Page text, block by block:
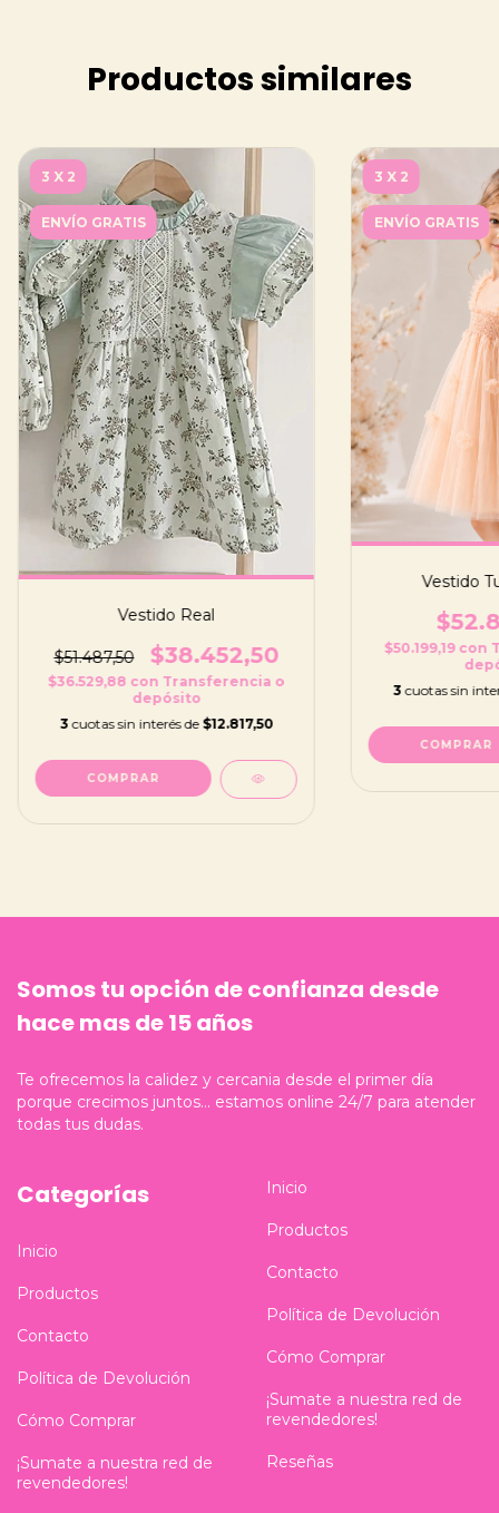
Productos similares
3 X 2
ENVÍO GRATIS
Vestido Real
$51.487,50 $38.452,50
$36.529,88 con Transferencia o
depósito
3 cuotas sin interés de $12.817,50
COMPRAR
3 X 2
ENVÍO GRATIS
Vestido
$50.199,19 con
3 cuotas sin
COMPRAR
Somos tu opción de confianza desde
hace mas de 15 años
Te ofrecemos la calidez y cercania desde el primer día
porque crecimos juntos... estamos online 24/7 para atender
todas tus dudas.
Categorías
Inicio
Productos
Contacto
Política de Devolución
Cómo Comprar
¡Sumate a nuestra red de
revendedores!
Inicio
Productos
Contacto
Política de Devolución
Cómo Comprar
¡Sumate a nuestra red de
revendedores!
Reseñas